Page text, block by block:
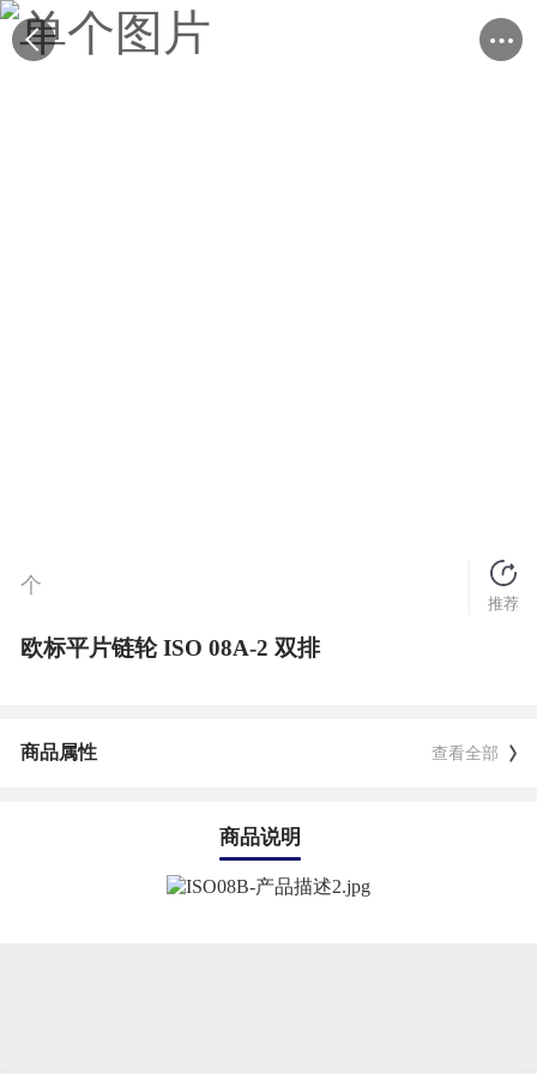
个
推荐
欧标平片链轮 ISO 08A-2 双排
商品属性 查看全部
商品说明